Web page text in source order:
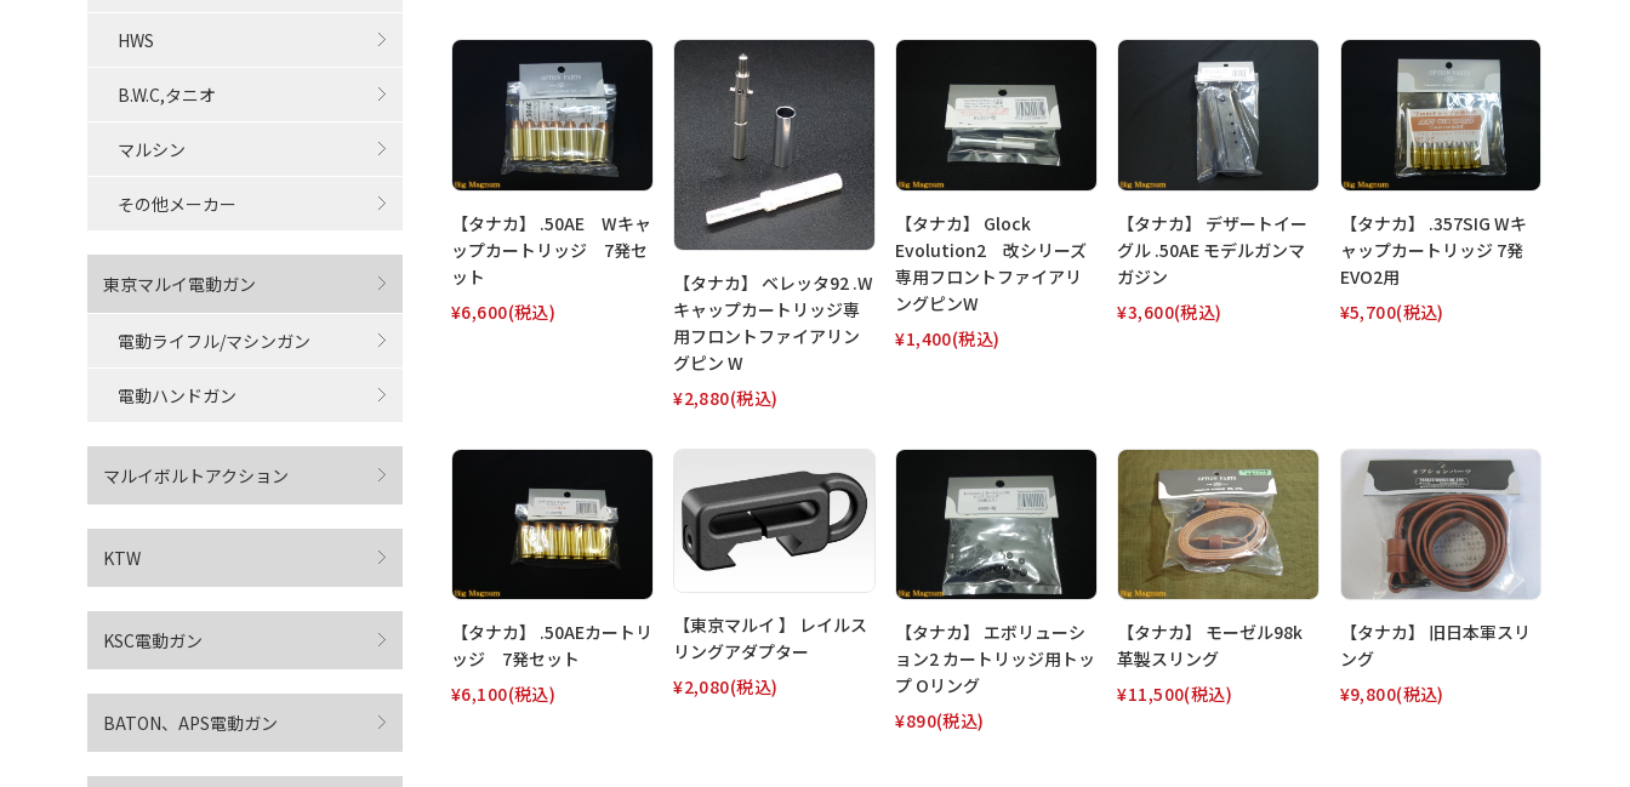
【タナカ】 .50AE Wキャ
ップカートリッジ 7発セ
ット
¥6,600(税込)
【タナカ】 ベレッタ92 .W
キャップカートリッジ専
用フロントファイアリン
グピン W
¥2,880(税込)
【タナカ】 Glock
Evolution2 改シリーズ
専用フロントファイアリ
ングピンW
¥1,400(税込)
【タナカ】 デザートイー
グル .50AE モデルガンマ
ガジン
¥3,600(税込)
【タナカ】 .357SIG Wキ
ャップカートリッジ 7発
EVO2用
¥5,700(税込)
【タナカ】 .50AEカートリ
ッジ 7発セット
¥6,100(税込)
【東京マルイ 】 レイルス
リングアダプター
¥2,080(税込)
【タナカ】 エボリューシ
ョン2 カートリッジ用トッ
プ Oリング
¥890(税込)
【タナカ】 モーゼル98k
革製スリング
¥11,500(税込)
【タナカ】 旧日本軍スリ
ング
¥9,800(税込)
HWS
B.W.C,タニオ
マルシン
その他メーカー
東京マルイ電動ガン
電動ライフル/マシンガン
電動ハンドガン
マルイボルトアクション
KTW
KSC電動ガン
BATON、APS電動ガン